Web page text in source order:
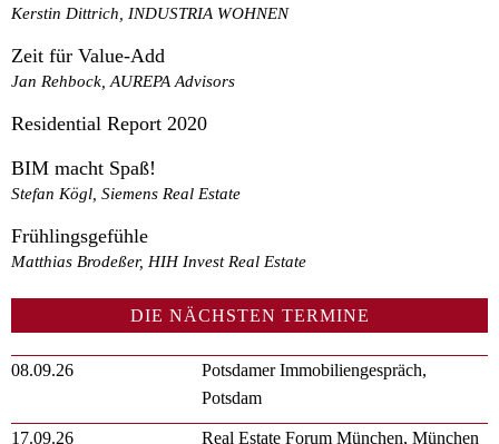
Kerstin Dittrich, INDUSTRIA WOHNEN
Zeit für Value-Add
Jan Rehbock, AUREPA Advisors
Residential Report 2020
BIM macht Spaß!
Stefan Kögl, Siemens Real Estate
Frühlingsgefühle
Matthias Brodeßer, HIH Invest Real Estate
DIE NÄCHSTEN TERMINE
08.09.26
Potsdamer Immobiliengespräch,
Potsdam
17.09.26 Real Estate Forum München, München